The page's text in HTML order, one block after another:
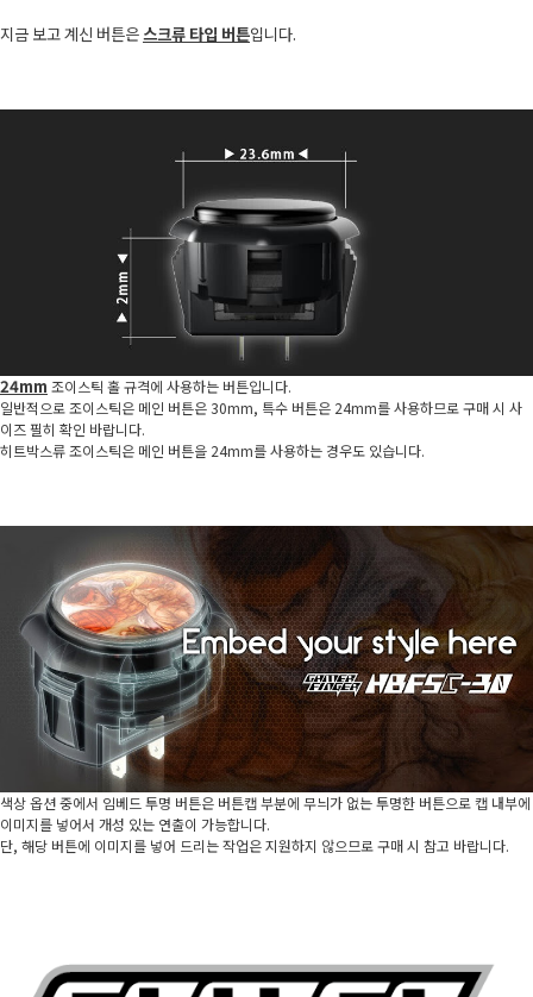
지금 보고 계신 버튼은스크류 타입 버튼입니다.
24mm 조이스틱 홀 규격에 사용하는 버튼입니다.
일반적으로 조이스틱은 메인 버튼은 30mm, 특수 버튼은 24mm를 사용하므로 구매 시 사
이즈 필히 확인 바랍니다.
히트박스류 조이스틱은 메인 버튼을 24mm를 사용하는 경우도 있습니다.
색상 옵션 중에서 임베드 투명 버튼은 버튼캡 부분에 무늬가 없는 투명한 버튼으로 캡 내부에
이미지를 넣어서 개성 있는 연출이 가능합니다.
단, 해당 버튼에 이미지를 넣어 드리는 작업은 지원하지 않으므로 구매 시 참고 바랍니다.